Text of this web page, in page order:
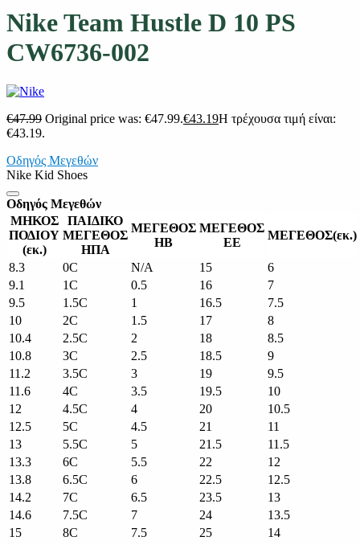
Nike Team Hustle D 10 PS
CW6736-002
€47.99 Original price was: €47.99.€43.19Η τρέχουσα τιμή είναι:
€43.19.
Οδηγός Μεγεθών
Nike Kid Shoes
Οδηγός Μεγεθών
ΜΗΚΟΣ
ΠΟΔΙΟΥ
(εκ.)
ΠΑΙΔΙΚΟ
ΜΕΓΕΘΟΣ
ΗΠΑ
ΜΕΓΕΘΟΣ
ΗΒ
ΜΕΓΕΘΟΣ
ΕΕ
ΜΕΓΕΘΟΣ(εκ.)
8.3 0C N/A 15
6
9.1
1C 0.5 16
7
9.5
1.5C 1 16.5
7.5
10
2C 1.5 17
8
10.4
2.5C 2 18
8.5
10.8
3C 2.5 18.5
9
11.2
3.5C 3 19
9.5
11.6
4C 3.5 19.5
10
12
4.5C 4 20
10.5
12.5
5C 4.5 21
11
13
5.5C 5 21.5
11.5
13.3
6C 5.5 22
12
13.8
6.5C 6 22.5
12.5
14.2
7C 6.5 23.5
13
14.6
7.5C 7 24
13.5
15
8C 7.5 25
14